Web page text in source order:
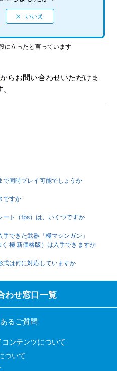
らいいか、どこへ行けばい
どうすればいいですか
ータのデータ引き継ぎに
、2周めができるモードはあ
全何章ですか、各章に解放
に立ったと言っています
からお問い合わせいただけま
で同時プレイ可能でしょうか
ですか
ート（fps）は、いくつですか
できた武器「極マシンガン」
極 新価格版）は入手できますか
式は何に対応していますか
わせ窓口一覧
るご質問
ンテンツについて
ついて